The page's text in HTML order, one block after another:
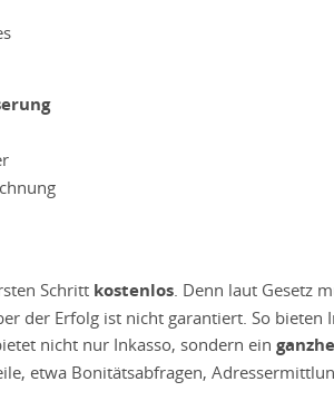
Schritt kostenlos. Denn laut Gesetz
der Erfolg ist nicht garantiert. So bieten
nicht nur Inkasso, sondern ein
etwa Bonitätsabfragen,